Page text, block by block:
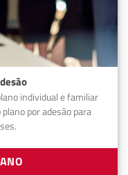
individual e familiar
por adesão para